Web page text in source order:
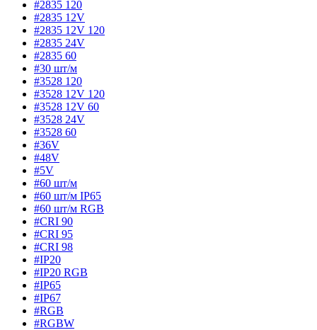
#2835 120
#2835 12V
#2835 12V 120
#2835 24V
#2835 60
#30 шт/м
#3528 120
#3528 12V 120
#3528 12V 60
#3528 24V
#3528 60
#36V
#48V
#5V
#60 шт/м
#60 шт/м IP65
#60 шт/м RGB
#CRI 90
#CRI 95
#CRI 98
#IP20
#IP20 RGB
#IP65
#IP67
#RGB
#RGBW